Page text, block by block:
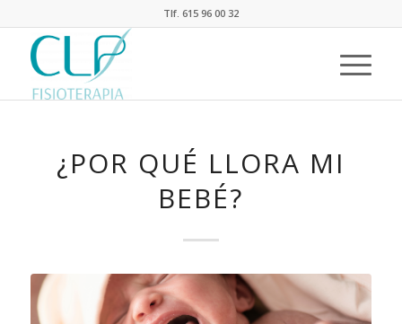
Tlf. 615 96 00 32
¿POR QUÉ LLORA MI
BEBÉ?